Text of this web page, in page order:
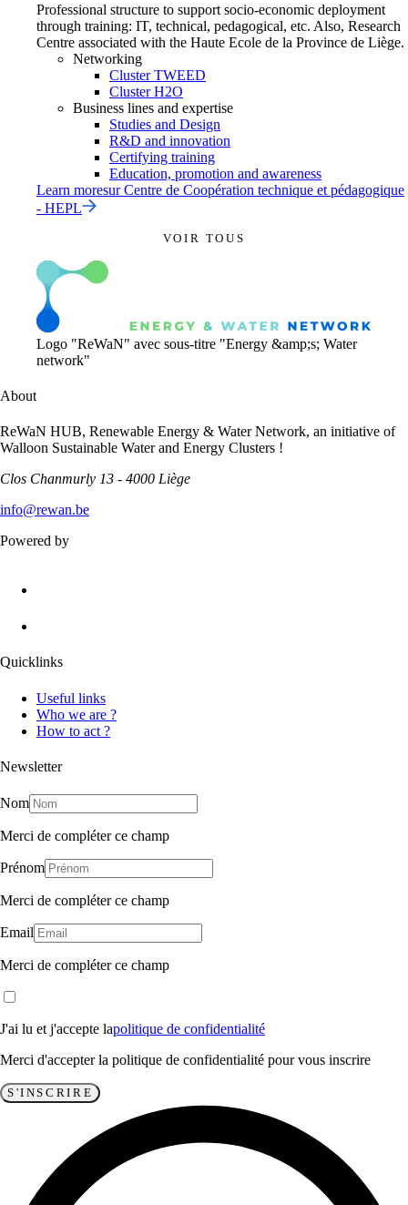
Professional structure to support socio-economic deployment
through training: IT, technical, pedagogical, etc. Also, Research
Centre associated with the Haute Ecole de la Province de Liège.
Networking
Cluster TWEED
Cluster H2O
Business lines and expertise
Studies and Design
R&D and innovation
Certifying training
Education, promotion and awareness
Learn moresurCentre de Coopération technique et pédagogique
- HEPL
VOIR TOUS
Logo "ReWaN" avec sous-titre "Energy &amp;s; Water
network"
About
ReWaN HUB, Renewable Energy & Water Network, an initiative of
Walloon Sustainable Water and Energy Clusters !
Clos Chanmurly 13 - 4000 Liège
info@rewan.be
Powered by
Quicklinks
Useful links
Who we are ?
How to act ?
Newsletter
Nom
Merci de compléter ce champ
Prénom
Merci de compléter ce champ
Email
Merci de compléter ce champ
J'ai lu et j'accepte lapolitique de confidentialité
Merci d'accepter la politique de confidentialité pour vous inscrire
S'INSCRIRE